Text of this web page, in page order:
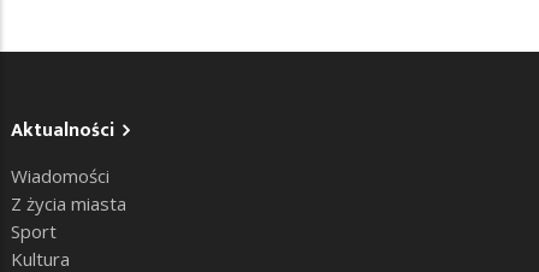
Aktualności
Wiadomości
Z życia miasta
Sport
Kultura